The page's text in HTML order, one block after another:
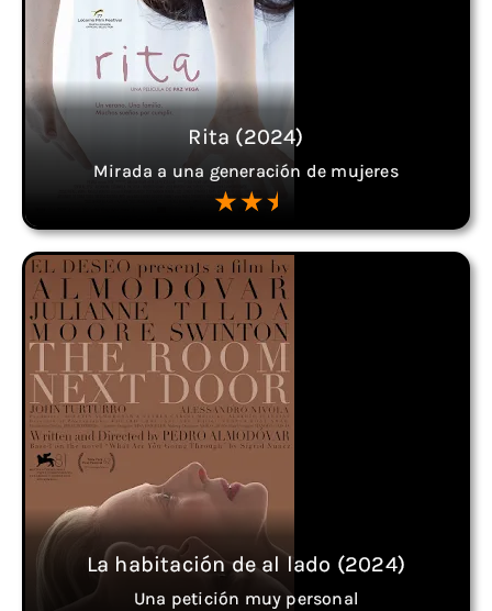
Rita (2024)
Mirada a una generación de mujeres
La habitación de al lado (2024)
Una petición muy personal